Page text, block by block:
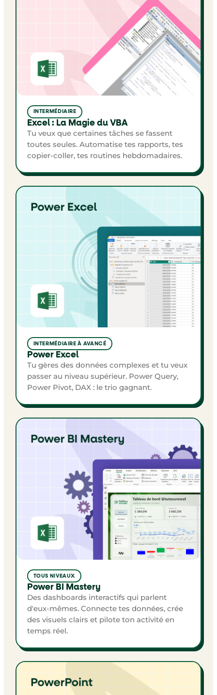
INTERMÉDIAIRE
Excel : La Magie du VBA
Tu veux que certaines tâches se fassent
toutes seules. Automatise tes rapports, tes
copier-coller, tes routines hebdomadaires.
INTERMÉDIAIRE À AVANCÉ
Power Excel
Tu gères des données complexes et tu veux
passer au niveau supérieur. Power Query,
Power Pivot, DAX : le trio gagnant.
TOUS NIVEAUX
Power BI Mastery
Des dashboards interactifs qui parlent
d'eux-mêmes. Connecte tes données, crée
des visuels clairs et pilote ton activité en
temps réel.